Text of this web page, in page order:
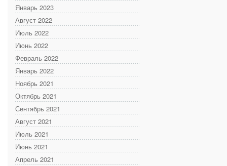
Январь 2023
Август 2022
Июль 2022
Июнь 2022
Февраль 2022
Январь 2022
Ноябрь 2021
Октябрь 2021
Сентябрь 2021
Август 2021
Июль 2021
Июнь 2021
Апрель 2021